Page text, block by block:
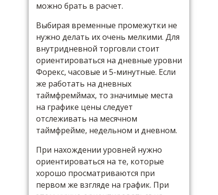
можно брать в расчет.
Выбирая временные промежутки не
нужно делать их очень мелкими. Для
внутридневной торговли стоит
ориентироваться на дневные уровни
Форекс, часовые и 5-минутные. Если
же работать на дневных
таймфремймах, то значимые места
на графике цены следует
отслеживать на месячном
таймфрейме, недельном и дневном.
При нахождении уровней нужно
ориентироваться на те, которые
хорошо просматриваются при
первом же взгляде на график. При